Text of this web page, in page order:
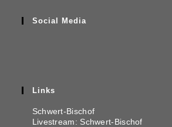
Social Media
Links
Schwert-Bischof
Livestream: Schwert-Bischof